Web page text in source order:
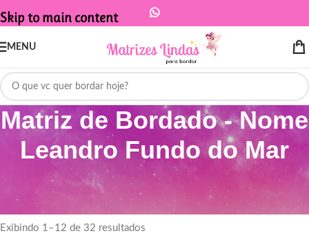
Skip to main content
MENU
Matriz de Bordado - Nome
Leandro Fundo do Mar
Início
Produtos marcados com a tag “Matriz de Bordado - Nome
Leandro Fundo do Mar”
Exibindo 1–12 de 32 resultados